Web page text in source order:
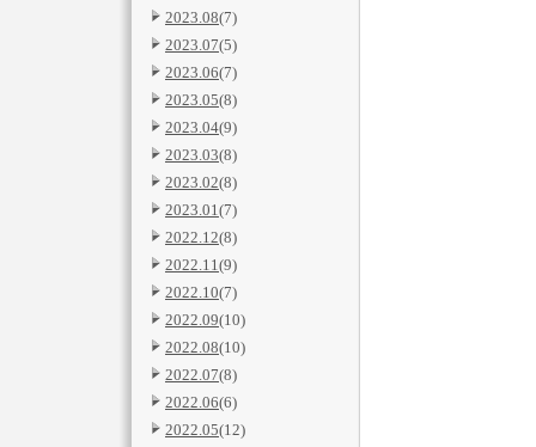
2023.08(7)
2023.07(5)
2023.06(7)
2023.05(8)
2023.04(9)
2023.03(8)
2023.02(8)
2023.01(7)
2022.12(8)
2022.11(9)
2022.10(7)
2022.09(10)
2022.08(10)
2022.07(8)
2022.06(6)
2022.05(12)